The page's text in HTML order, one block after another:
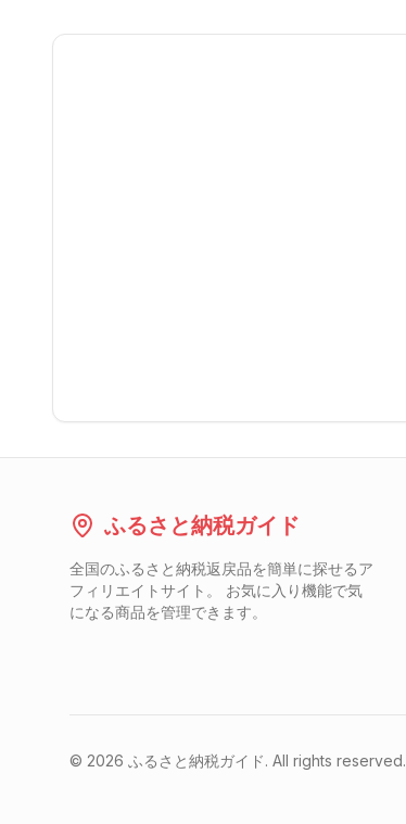
ふるさと納税ガイド
全国のふるさと納税返戻品を簡単に探せるア
フィリエイトサイト。 お気に入り機能で気
になる商品を管理できます。
© 2026 ふるさと納税ガイド. All rights reserved.